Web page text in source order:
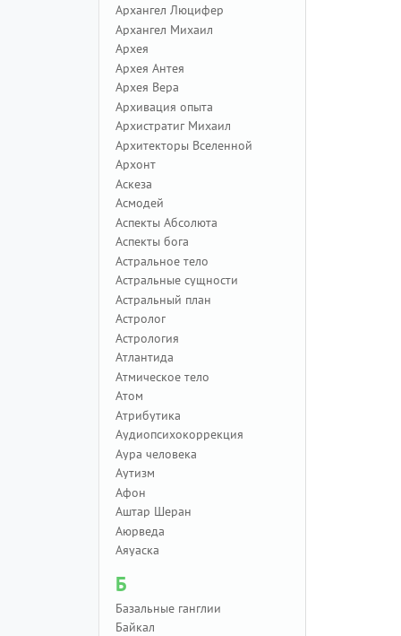
Архангел Люцифер
Архангел Михаил
Архея
Архея Антея
Архея Вера
Архивация опыта
Архистратиг Михаил
Архитекторы Вселенной
Архонт
Аскеза
Асмодей
Аспекты Абсолюта
Аспекты бога
Астральное тело
Астральные сущности
Астральный план
Астролог
Астрология
Атлантида
Атмическое тело
Атом
Атрибутика
Аудиопсихокоррекция
Аура человека
Аутизм
Афон
Аштар Шеран
Аюрведа
Аяуаска
Б
Базальные ганглии
Байкал